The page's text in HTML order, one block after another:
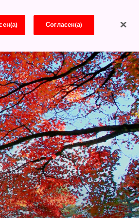
Согласен(а)